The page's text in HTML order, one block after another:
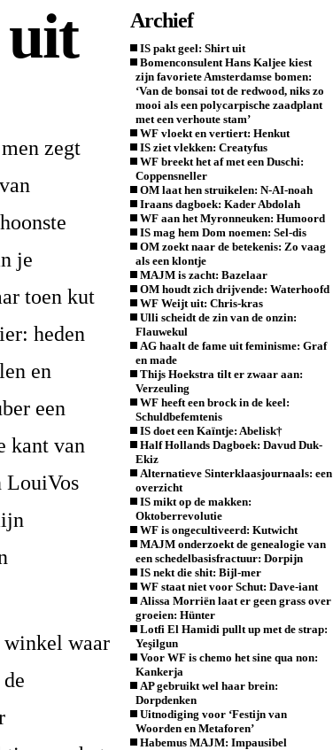
uit
zegt
je
toen kut
heden
en
een
kant van
LouiVos
winkel waar
Archief
IS pakt geel: Shirt uit
Bomenconsulent Hans Kaljee kiest
zijn favoriete Amsterdamse bomen:
‘Van de bonsai tot de redwood, niks zo
mooi als een polycarpische zaadplant
met een verhoute stam’
WF vloekt en vertiert: Henkut
IS ziet vlekken: Creatyfus
WF breekt het af met een Duschi:
Coppensneller
OM laat hen struikelen: N-AI-noah
Iraans dagboek: Kader Abdolah
WF aan het Myronneuken: Humoord
IS mag hem Dom noemen: Sel-dis
OM zoekt naar de betekenis: Zo vaag
als een klontje
MAJM is zacht: Bazelaar
OM houdt zich drijvende: Waterhoofd
WF Weijt uit: Chris-kras
Ulli scheidt de zin van de onzin:
Flauwekul
AG haalt de fame uit feminisme: Graf
en made
Thijs Hoekstra tilt er zwaar aan:
Verzeuling
WF heeft een brock in de keel:
Schuldbefemtenis
IS doet een Kaïntje: Abelisk†
Half Hollands Dagboek: Davud Duk-
Ekiz
Alternatieve Sinterklaasjournaals: een
overzicht
IS mikt op de makken:
Oktoberrevolutie
WF is ongecultiveerd: Kutwicht
MAJM onderzoekt de genealogie van
een schedelbasisfractuur: Dorpijn
IS nekt die shit: Bijl-mer
WF staat niet voor Schut: Dave-iant
Alissa Morriën laat er geen grass over
groeien: Hünter
Lotfi El Hamidi pullt up met de strap:
Yeşilgun
Voor WF is chemo het sine qua non:
Kankerja
AP gebruikt wel haar brein:
Dorpdenken
Uitnodiging voor ‘Festijn van
Woorden en Metaforen’
Habemus MAJM: Impausibel